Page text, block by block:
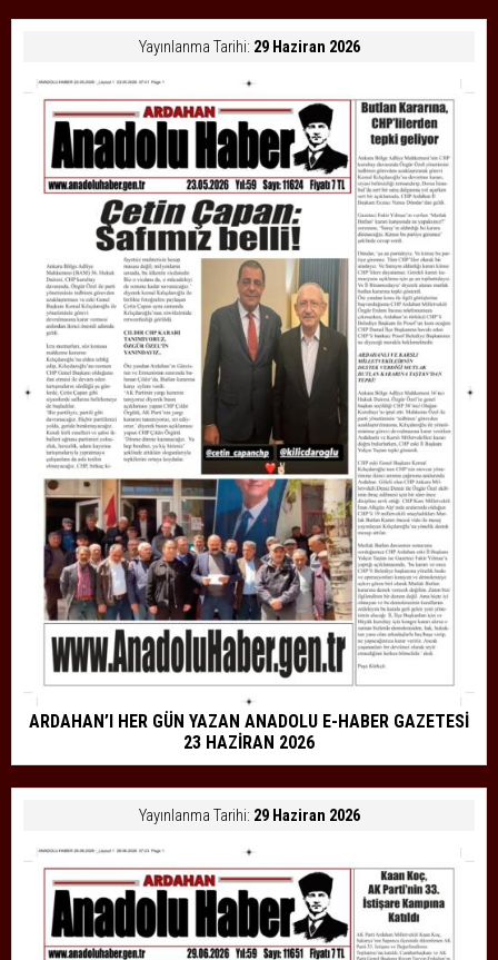
Yayınlanma Tarihi: 29 Haziran 2026
ARDAHAN’I HER GÜN YAZAN ANADOLU E-HABER GAZETESİ
23 HAZİRAN 2026
Yayınlanma Tarihi: 29 Haziran 2026